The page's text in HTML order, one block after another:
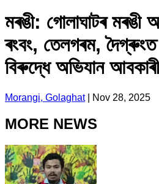
মৰঙী: গোলাঘাটৰ মৰঙী
ৰংবং, তেলগৰম,
বিৰুদ্ধে অভিযান
Morangi, Golaghat| Nov 28, 2025
MORE NEWS